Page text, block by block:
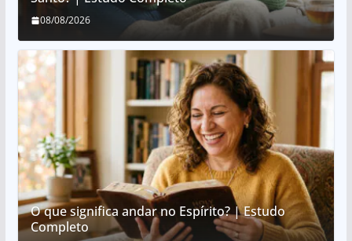
08/08/2026
O que significa andar no Espírito? | Estudo
Completo